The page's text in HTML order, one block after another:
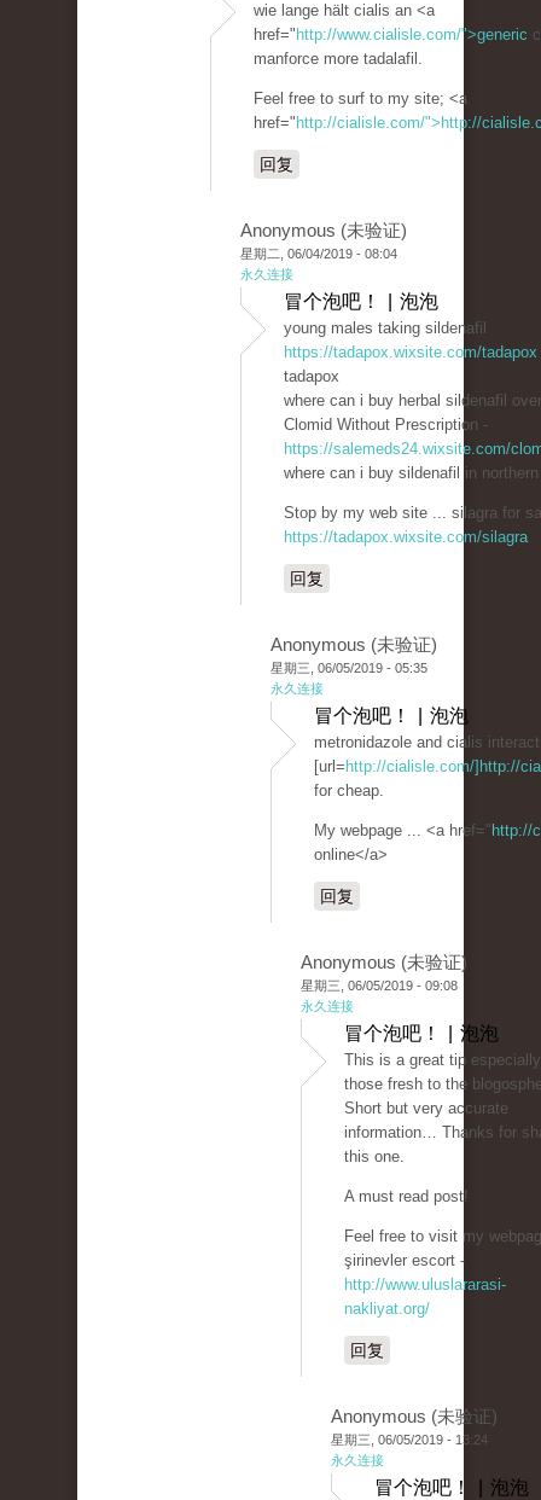
wie lange hält cialis an <a
href=" http://www.cialisle.com/">generic
manforce more tadalafil.
Feel free to surf to my site; <a
href=" http://cialisle.com/">http://
回复
Anonymous (未验证)
星期二, 06/04/2019 - 08:04
永久连接
冒个泡吧！ | 泡泡
young males taking sildenafil
https://tadapox.wixsite.com/tadapox
tadapox
where can i buy herbal sildenafil
Clomid Without Prescription -
https://salemeds24.wixsite.com/
where can i buy sildenafil in
Stop by my web site ... silagra for
https://tadapox.wixsite.com/silagra
回复
Anonymous (未验证)
星期三, 06/05/2019 - 05:35
永久连接
冒个泡吧！ | 泡泡
metronidazole and cialis
[url= http://cialisle.com/]http://
for cheap.
My webpage ... <a href=" http://
online</a>
回复
Anonymous (未验证)
星期三, 06/05/2019 - 09:08
永久连接
冒个泡吧！ | 泡泡
This is a great tip
those fresh to the
Short but very accurate
information… Thanks for
this one.
A must read post!
Feel free to visit my
şirinevler escort -
http://www.uluslararasi-
nakliyat.org/
回复
Anonymous (未验证)
星期三, 06/05/2019 - 13:24
永久连接
冒个泡吧！ | 泡泡